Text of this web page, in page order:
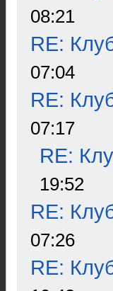
08:21
RE:
07:04
RE:
07:17
RE:
19:52
RE:
07:26
RE: